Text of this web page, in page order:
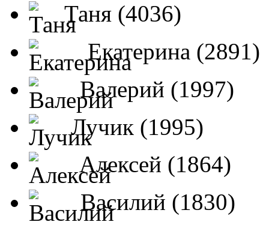
Таня (4036)
Екатерина (2891)
Валерий (1997)
Лучик (1995)
Алексей (1864)
Василий (1830)